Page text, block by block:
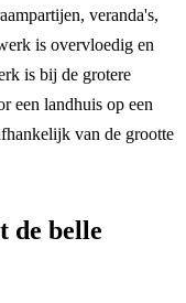
veranda's,
is overvloedig en
is bij de grotere
een landhuis op een
van de grootte
de belle